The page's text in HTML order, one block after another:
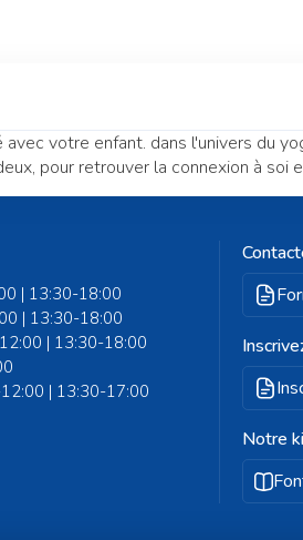
votre enfant. dans l'univers du
pour retrouver la connexion à soi
| 13:30-18:00
| 13:30-18:00
| 13:30-18:00
| 13:30-17:00
Notre